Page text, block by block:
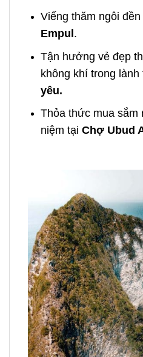
Viếng thăm ngôi
Empul.
Tận hưởng vẻ đẹp
không khí trong lành
yêu.
Thỏa thức mua sắm
niệm tại Chợ Ubud